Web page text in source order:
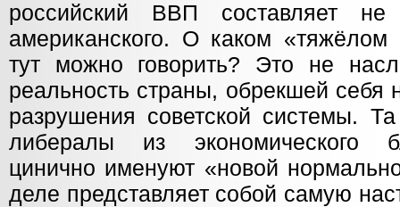
российский ВВП составляет
американского. О каком «тяжёлом
тут можно говорить? Это не
реальность страны, обрекшей себя
разрушения советской системы.
либералы из экономического
цинично именуют «новой
деле представляет собой самую